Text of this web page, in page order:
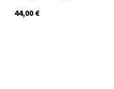
44,00 €